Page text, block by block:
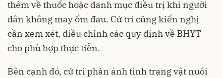
thêm về thuốc hoặc danh mục điều trị khi người
dân không may ốm đau. Cử tri cũng kiến nghị
cần xem xét, điều chỉnh các quy định về BHYT
cho phù hợp thực tiễn.
Bên cạnh đó, cử tri phản ánh tình trạng vật nuôi